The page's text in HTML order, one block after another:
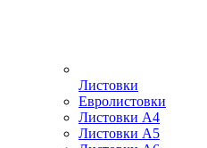
Листовки
Евролистовки
Листовки А4
Листовки А5